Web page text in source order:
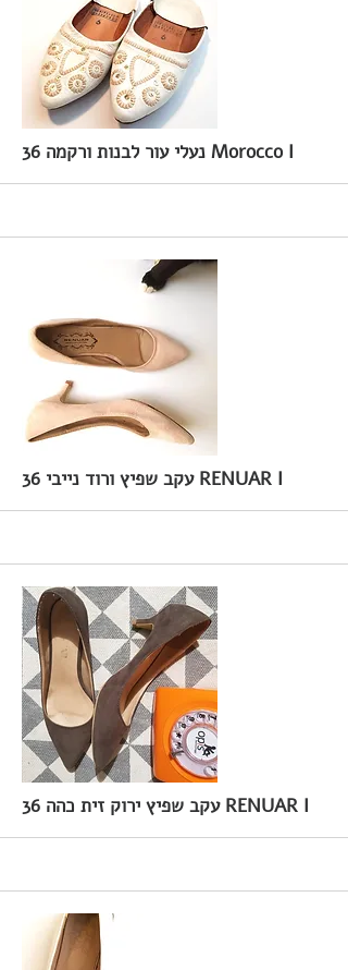
More 36 נעלי עור לבנות ורקמה Morocco I
More 36 עקב שפיץ ורוד נייבי RENUAR I
More 36 עקב שפיץ ירוק זית כהה RENUAR I